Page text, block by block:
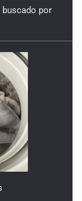
buscado por